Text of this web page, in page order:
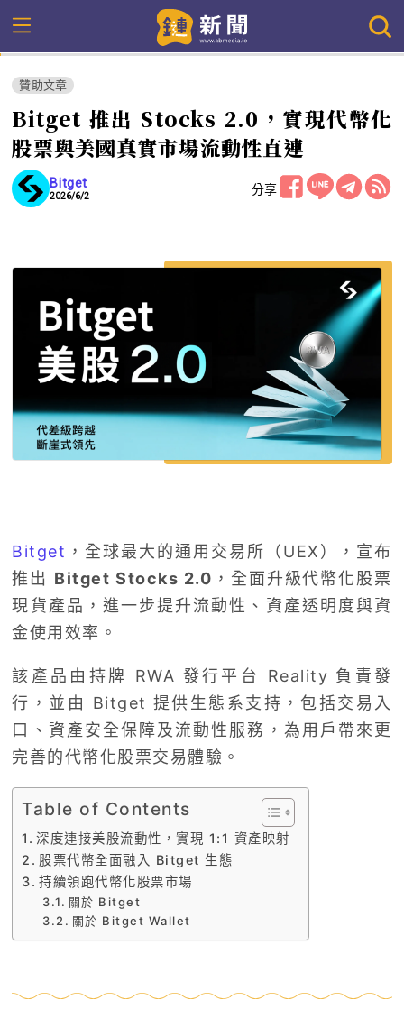
贊助文章
Bitget 推出 Stocks 2.0，實現代幣化
股票與美國真實市場流動性直連
Bitget
2026/6/2 分享
Bitget ，全球最大的通用交易所（UEX），宣布
推出 Bitget Stocks 2.0 ，全面升級代幣化股票
現貨產品，進一步提升流動性、資產透明度與資
金使用效率。
該產品由持牌 RWA 發行平台 Reality 負責發
行，並由 Bitget 提供生態系支持，包括交易入
口、資產安全保障及流動性服務，為用戶帶來更
完善的代幣化股票交易體驗。
Table of Contents
深度連接美股流動性，實現 1:1 資產映射
股票代幣全面融入 Bitget 生態
持續領跑代幣化股票市場
關於 Bitget
關於 Bitget Wallet